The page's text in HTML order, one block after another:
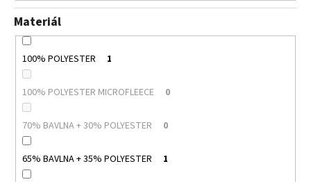
Materiál
100% POLYESTER 1
100% POLYESTER MICROFLEECE 0
70% BAVLNA + 30% POLYESTER 0
65% BAVLNA + 35% POLYESTER 1